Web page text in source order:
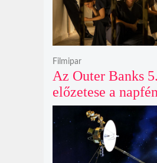
Az Outer Banks
előzetese a
kalandok helyett
kíméletlen
bosszúhadjáratot
Filmipar